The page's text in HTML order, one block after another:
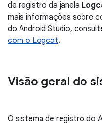
de registro da janela
mais informações sobre
do Android Studio,
com o Logcat.
Visão geral do
O sistema de registro do